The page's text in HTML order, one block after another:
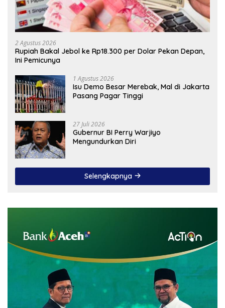
2 Agustus 2026
Rupiah Bakal Jebol ke Rp18.300 per Dolar Pekan Depan,
Ini Pemicunya
1 Agustus 2026
Isu Demo Besar Merebak, Mal di Jakarta
Pasang Pagar Tinggi
27 Juli 2026
Gubernur BI Perry Warjiyo
Mengundurkan Diri
Selengkapnya